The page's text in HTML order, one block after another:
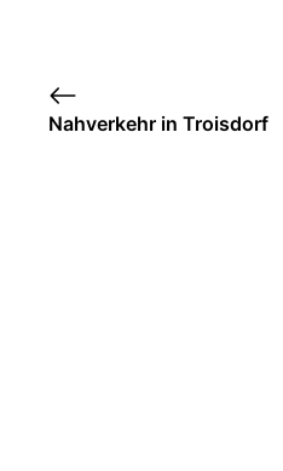
Nahverkehr in Troisdorf